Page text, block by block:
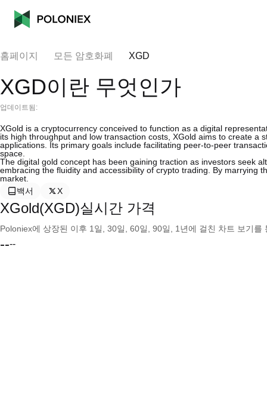
홈페이지 모든 암호화폐 XGD
XGD이란 무엇인가
업데이트됨:
XGold is a cryptocurrency conceived to function as a digital
its high throughput and low transaction costs, XGold aims to create a
applications. Its primary goals include facilitating peer-to-peer
space.
The digital gold concept has been gaining traction as investors seek
embracing the fluidity and accessibility of crypto trading. By marrying
market.
백서
X
XGold(XGD)실시간 가격
Poloniex에 상장된 이후 1일, 30일, 60일, 90일, 1년에 걸친 차트 보기
----